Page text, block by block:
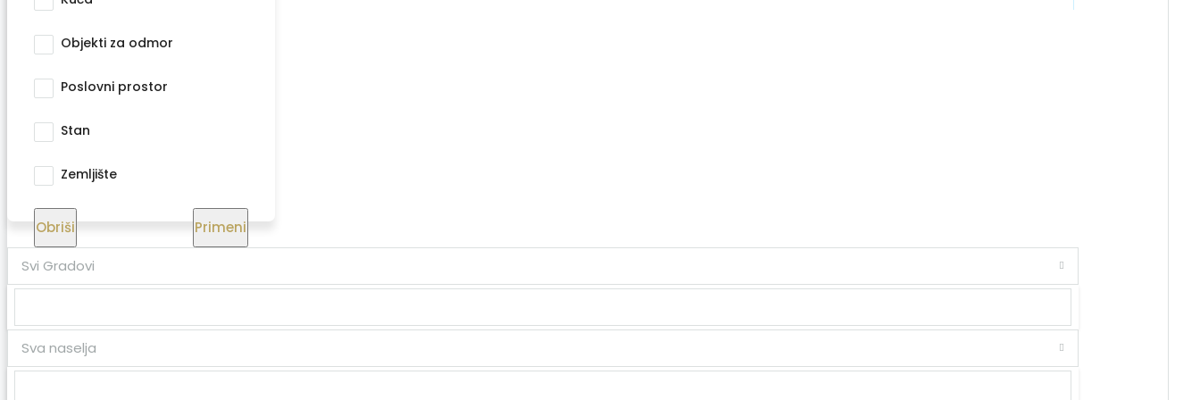
Objekti za odmor
Poslovni prostor
Stan
Zemljište
Obriši Primeni
Svi Gradovi
Sva naselja